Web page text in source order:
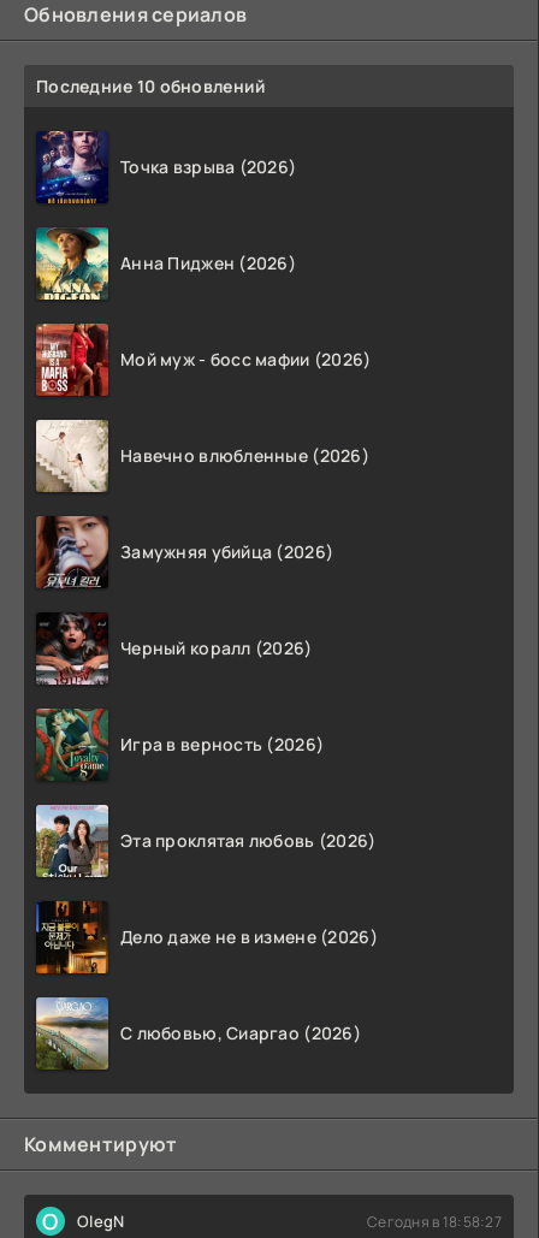
Обновления сериалов
Последние 10 обновлений
Точка взрыва (2026)
Анна Пиджен (2026)
Мой муж - босс мафии (2026)
Навечно влюбленные (2026)
Замужняя убийца (2026)
Черный коралл (2026)
Игра в верность (2026)
Эта проклятая любовь (2026)
Дело даже не в измене (2026)
С любовью, Сиаргао (2026)
Комментируют
O OlegN Сегодня в 18:58:27